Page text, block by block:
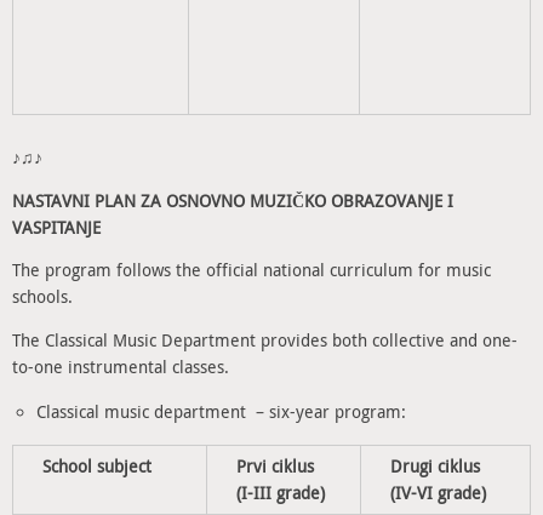
♪♫♪
NASTAVNI PLAN ZA OSNOVNO MUZIČKO OBRAZOVANJE I
VASPITANJE
The program follows the official national curriculum for music
schools.
The Classical Music Department provides both collective and one-
to-one instrumental classes.
Classical music department – six-year program:
School subject
Prvi ciklus
(I-III grade)
Drugi ciklus
(IV-VI grade)